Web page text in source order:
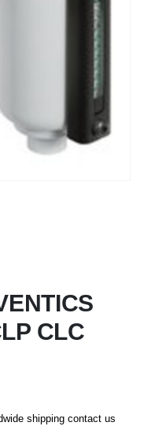
CLC
shipping contact us